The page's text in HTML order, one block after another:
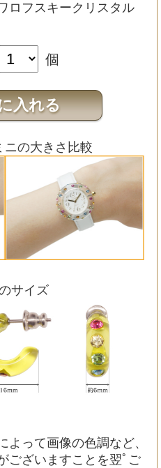
ロフスキークリスタル
個
ニの大きさ比較
サイズ
って画像の色調など、
ございますことを翌ﾟご